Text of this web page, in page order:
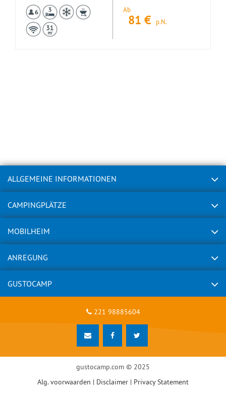
Ab
81 € p.N.
ALLGEMEINE INFORMATIONEN
CAMPINGPLÄTZE
MOBILHEIM
ANREGUNG
GUSTOCAMP
221 98885604
gustocamp.com © 2025
Alg. voorwaarden | Disclaimer | Privacy Statement